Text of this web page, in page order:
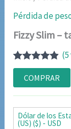
Pérdida de
Fizzy Slim –
Valorado
con4.80de
5 en base
a
5
de clientes
(5
COMPRAR
Dólar de los
(US) ($) - USD